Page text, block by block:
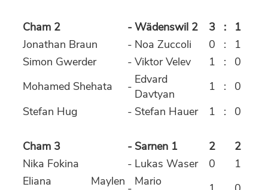
Cham 2 - Wädenswil 2 3 :
1
Jonathan Braun
- Noa Zuccoli 0 :
1
Simon Gwerder
- Viktor Velev 1 :
0
Mohamed Shehata
- Edvard
Davtyan
1 :
0
Stefan Hug
- Stefan Hauer 1 : 0
Cham 3 - Sarnen 1 2
2
Nika Fokina
- Lukas Waser 0
1
Eliana Maylen
Mario